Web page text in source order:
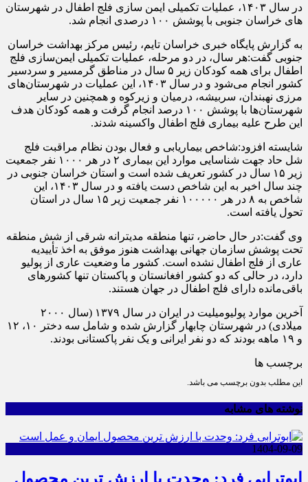
در سال ۱۴۰۳، عملیات تکمیلی ایمن سازی فلج اطفال در شهرستان
های خراسان جنوبی با پوشش ۱۰۰ درصدی انجام شد.
به گزارش پایگاه خبری خراسان تایم، رئیس مرکز بهداشت خراسان
جنوبی گفت:هر سال، در دو مرحله، عملیات تکمیلی ایمن‌سازی فلج
اطفال برای همه کودکان زیر ۵ سال در مناطق گرمسیر و سردسیر
کشور انجام می‌شود و در سال ۱۴۰۳، این عملیات در شهرستان‌های
مرزی نهبندان، سربیشه، درمیان و زیرکوه و همچنین در سایر
شهرستان‌ها با پوشش ۱۰۰ درصد انجام گرفت و همه کودکان هدف
این طرح علیه بیماری فلج اطفال واکسینه شدند.
شایسته افزود:شاخص بیماریابی و فعال بودن نظام مراقبت فلج
شل حاد جهت شناسایی موارد این بیماری ۲ در هر ۱۰۰۰ نفر جمعیت
زیر ۱۵ سال در کشور تعریف شده است و استان خراسان جنوبی در
چند سال اخیر به این شاخص دست یافته و در سال ۱۴۰۳، این
شاخص به ۸ در هر ۱۰۰۰۰۰ نفر جمعیت زیر ۱۵ سال در استان
تحول یافته است.
وی گفت:در حال حاضر، تنها منطقه مدیترانه شرقی از شش منطقه
تحت پوشش سازمان جهانی بهداشت هنوز موفق به اخذ تأییدیه
عاری از فلج اطفال نشده است. کشور ما وضعیت عاری از پولیو
دارد، در حالی که دو کشور افغانستان و پاکستان تنها کشور‌های
باقی‌مانده دارای فلج اطفال در جهان هستند.
آخرین موارد پولیومیلیت در ایران در سال ۱۳۷۹ (سال ۲۰۰۰
میلادی) در شهرستان چابهار گزارش شده و شامل سه دختر ۱۰، ۱۲
و ۱۹ ماهه بودند که دو نفر ایرانی و یک نفر پاکستانی بودند.
برچسب ها
این مطلب بدون برچسب می باشد.
نوشته های مشابه
1404-09-09